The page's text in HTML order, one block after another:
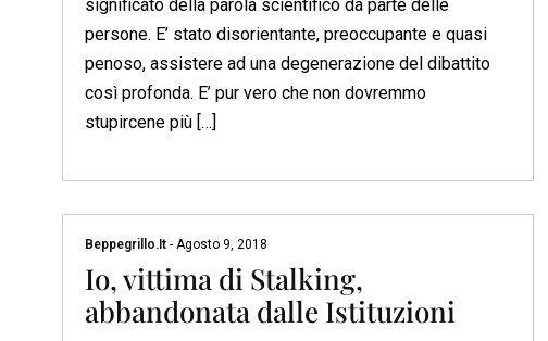
significato della parola scientifico da parte delle
persone. E’ stato disorientante, preoccupante e quasi
penoso, assistere ad una degenerazione del dibattito
così profonda. E’ pur vero che non dovremmo
stupircene più […]
Beppegrillo.it - Agosto 9, 2018
Io, vittima di Stalking,
abbandonata dalle Istituzioni